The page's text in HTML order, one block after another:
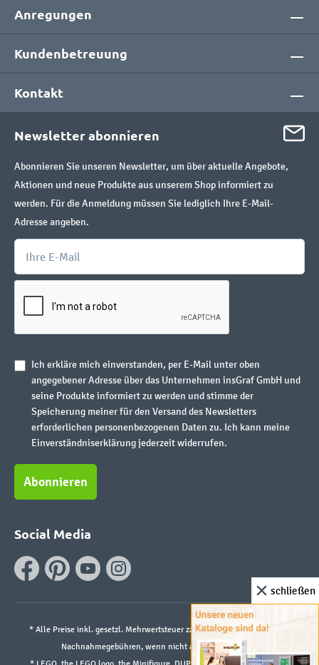
Anregungen
Kundenbetreuung
Kontakt
Newsletter abonnieren
Abonnieren Sie unseren Newsletter, um über aktuelle Angebote,
Aktionen und neue Produkte aus unserem Shop informiert zu
werden. Für die Anmeldung müssen Sie lediglich Ihre E-Mail-
Adresse angeben.
Ich erkläre mich einverstanden, per E-Mail unter oben
angegebener Adresse über das Unternehmen insGraf GmbH und
seine Produkte informiert zu werden und stimme der
Speicherung meiner für den Versand des Newsletters
erforderlichen personenbezogenen Daten zu. Ich kann meine
Einverständniserklärung jederzeit widerrufen.
Abonnieren
Social Media
* Alle Preise inkl. gesetzl. Mehrwertsteuer zzgl.Versandkostenund ggf.
Nachnahmegebühren, wenn nicht anders angegeben.
schließen